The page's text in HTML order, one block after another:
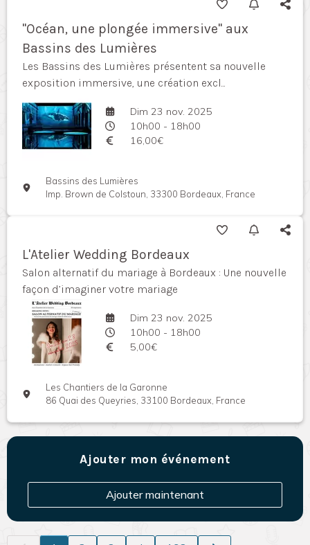
"Océan, une plongée immersive" aux
Bassins des Lumières
Les Bassins des Lumières présentent sa nouvelle
exposition immersive, une création excl...
Dim 23 nov. 2025
10h00 - 18h00
16,00€
Bassins des Lumières
Imp. Brown de Colstoun, 33300 Bordeaux, France
L'Atelier Wedding Bordeaux
Salon alternatif du mariage à Bordeaux : Une nouvelle
façon d’imaginer votre mariage
Dim 23 nov. 2025
10h00 - 18h00
5,00€
Les Chantiers de la Garonne
86 Quai des Queyries, 33100 Bordeaux, France
Ajouter mon événement
Ajouter maintenant